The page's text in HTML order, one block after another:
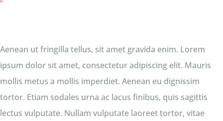
Aenean ut fringilla tellus, sit amet gravida enim. Lorem
ipsum dolor sit amet, consectetur adipiscing elit. Mauris
mollis metus a mollis imperdiet. Aenean eu dignissim
tortor. Etiam sodales urna ac lacus finibus, quis sagittis
lectus vulputate. Nullam vulputate laoreet tortor, vitae